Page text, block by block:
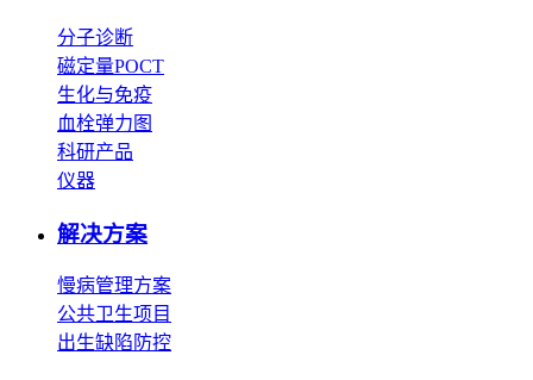
分子诊断
磁定量POCT
生化与免疫
血栓弹力图
科研产品
仪器
解决方案
慢病管理方案
公共卫生项目
出生缺陷防控